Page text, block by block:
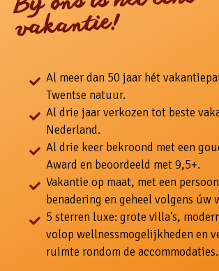
vakantie!
Al meer dan 50 jaar hét
Twentse natuur.
Al drie jaar verkozen tot beste
Nederland.
Al drie keer bekroond met een
Award en beoordeeld met 9,5+.
Vakantie op maat, met een
benadering en geheel volgens úw
5 sterren luxe: grote villa’s,
volop wellnessmogelijkheden en
ruimte rondom de accommodaties.